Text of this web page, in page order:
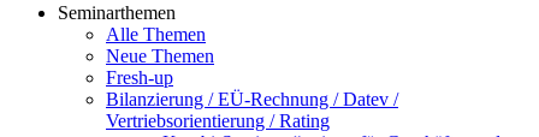
Seminarthemen
Alle Themen
Neue Themen
Fresh-up
Bilanzierung / EÜ-Rechnung / Datev /
Vertriebsorientierung / Rating